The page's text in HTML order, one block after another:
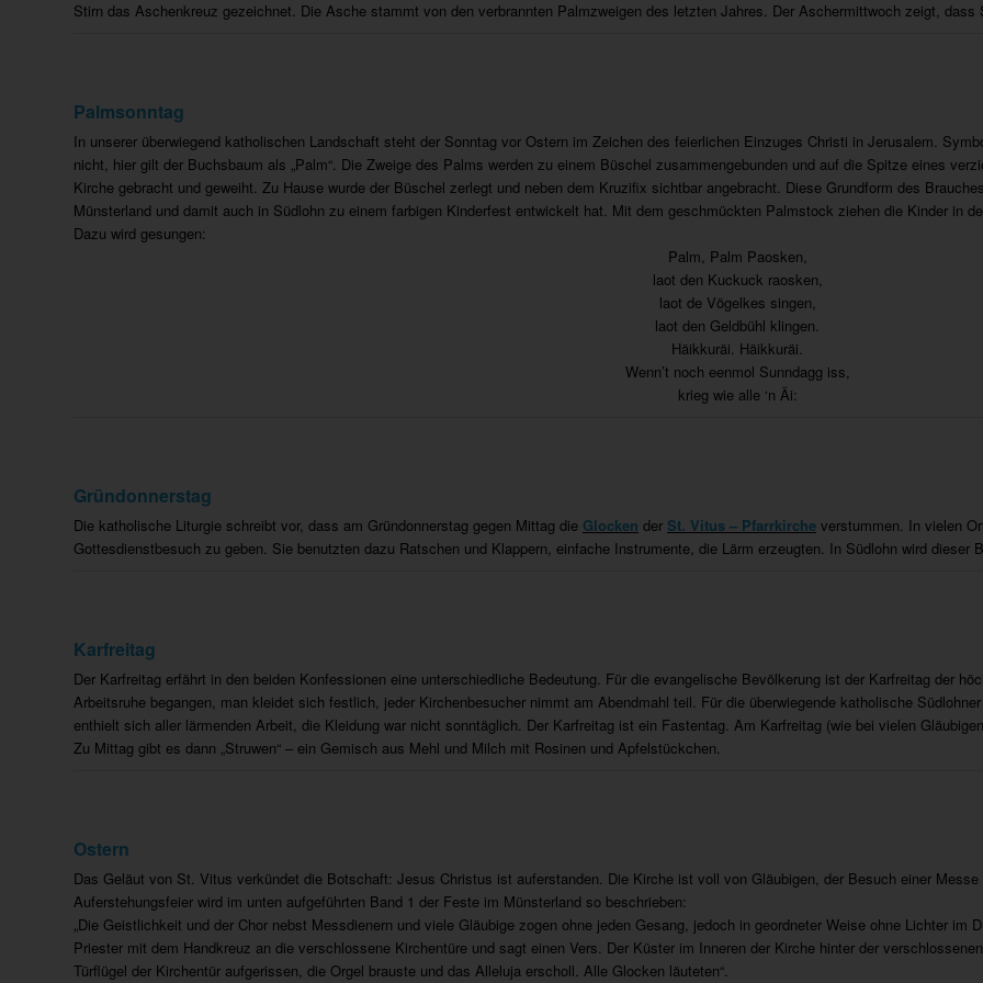
Stirn das Aschenkreuz gezeichnet. Die Asche stammt von den verbrannten Palmzweigen des letzten Jahres. Der Aschermittwoch zeigt, dass
Palmsonntag
In unserer überwiegend katholischen Landschaft steht der Sonntag vor Ostern im Zeichen des feierlichen Einzuges Christi in Jerusalem.
nicht, hier gilt der Buchsbaum als „Palm“. Die Zweige des Palms werden zu einem Büschel zusammengebunden und auf die Spitze eines
Kirche gebracht und geweiht. Zu Hause wurde der Büschel zerlegt und neben dem Kruzifix sichtbar angebracht. Diese Grundform des
Münsterland und damit auch in Südlohn zu einem farbigen Kinderfest entwickelt hat. Mit dem geschmückten Palmstock ziehen die Kinder in
Dazu wird gesungen:
Palm, Palm Paosken,
laot den Kuckuck raosken,
laot de Vögelkes singen,
laot den Geldbühl klingen.
Häikkuräi. Häikkuräi.
Wenn’t noch eenmol Sunndagg iss,
krieg wie alle ‘n Äi:
Gründonnerstag
Die katholische Liturgie schreibt vor, dass am Gründonnerstag gegen Mittag die Glocken der St. Vitus – Pfarrkirche verstummen. In vielen
Gottesdienstbesuch zu geben. Sie benutzten dazu Ratschen und Klappern, einfache Instrumente, die Lärm erzeugten. In Südlohn wird dieser
Karfreitag
Der Karfreitag erfährt in den beiden Konfessionen eine unterschiedliche Bedeutung. Für die evangelische Bevölkerung ist der Karfreitag der
Arbeitsruhe begangen, man kleidet sich festlich, jeder Kirchenbesucher nimmt am Abendmahl teil. Für die überwiegende katholische
enthielt sich aller lärmenden Arbeit, die Kleidung war nicht sonntäglich. Der Karfreitag ist ein Fastentag. Am Karfreitag (wie bei vielen
Zu Mittag gibt es dann „Struwen“ – ein Gemisch aus Mehl und Milch mit Rosinen und Apfelstückchen.
Ostern
Das Geläut von St. Vitus verkündet die Botschaft: Jesus Christus ist auferstanden. Die Kirche ist voll von Gläubigen, der Besuch einer
Auferstehungsfeier wird im unten aufgeführten Band 1 der Feste im Münsterland so beschrieben:
„Die Geistlichkeit und der Chor nebst Messdienern und viele Gläubige zogen ohne jeden Gesang, jedoch in geordneter Weise ohne Lichter
Priester mit dem Handkreuz an die verschlossene Kirchentüre und sagt einen Vers. Der Küster im Inneren der Kirche hinter der
Türflügel der Kirchentür aufgerissen, die Orgel brauste und das Alleluja erscholl. Alle Glocken läuteten“.